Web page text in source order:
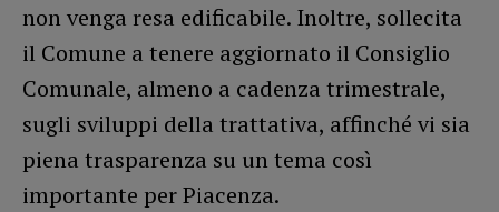
non venga resa edificabile. Inoltre, sollecita
il Comune a tenere aggiornato il Consiglio
Comunale, almeno a cadenza trimestrale,
sugli sviluppi della trattativa, affinché vi sia
piena trasparenza su un tema così
importante per Piacenza.